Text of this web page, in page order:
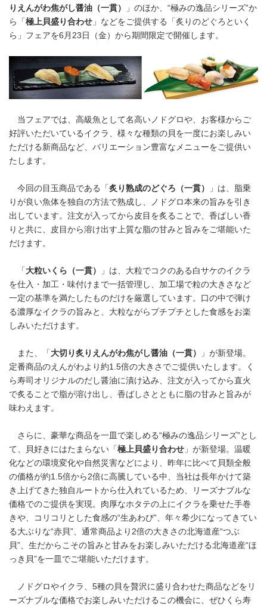
りえんがわ焦がし醤油（一貫）
」のほか、“極みの逸品シリーズ”か
ら「 極上貝盛り合わせ 」などをご提供する「炙りのどぐろといく
ら」フェアを6月23日（金）から期間限定で開催します。
当フェアでは、高級魚として名高いノドグロや、お客様からご
好評いただいているイクラ、様々な種類の貝を一度にお楽しみい
ただける新商品など、バリエーション豊富なメニューをご提供い
たします。
今回の目玉商品である「 炙り熟成のどぐろ（一貫）
」は、脂乗
りが良い魚体を独自の方法で熟成し、ノドグロ本来の旨みを引き
出しています。注文が入ってから皮目を炙ることで、香ばしい香
りと共に、皮目から溶け出す上質な脂の甘みと旨みをご堪能いた
だけます。
「 大粒いくら（一貫）
」は、大粒でコクのある白サケのイクラ
を仕入・加工・味付けまで一括管理し、加工場で粒の大きさなど
一定の基準を満たしたものだけを厳選しています。口の中で弾け
る濃厚なイクラの旨みと、大粒ながらプチプチとした食感をお楽
しみいただけます。
また、「 大切り炙りえんがわ焦がし醤油（一貫）
」が新登場。
定番商品のえんがわより約1.5倍の大きさでご提供いたします。く
ら寿司オリジナルのだし醤油に漬け込み、注文が入ってから直火
で炙ることで脂が溶け出し、香ばしさとともに脂の甘みと旨みが
味わえます。
さらに、豪華な商品を一皿で楽しめる“極みの逸品シリーズ”とし
て、貝好きにはたまらない「 極上貝盛り合わせ 」が新登場。温暖
化などの環境変化や自然災害などにより、昨年に比べて貝類全般
の価格が約1.5倍から2倍に高騰している中、当社は長年かけて築
き上げてきた独自ルートから仕入れているため、リーズナブルな
価格でのご提供を実現。肉厚なホタテの上にイクラを乗せた手巻
きや、コリコリとした食感の“生あわび”、年々希少になってきてい
る大ぶりな“赤貝”、通常商品より2倍の大きさの北海道産“つぶ
貝”、生だからこその旨みと甘みをお楽しみいただける北海道産“ほ
っき貝”を一皿でご堪能いただけます。
ノドグロやイクラ、5種の貝を贅沢に盛り合わせた商品などをリ
ーズナブルな価格でお楽しみいただけるこの機会に、ぜひくら寿